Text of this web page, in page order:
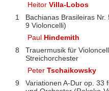
HeitorVilla-Lobos
1
Bachianas Brasileiras Nr.
9 Violoncelli)
Paul Hindemith
8
Trauermusik für
Streichorchester
PeterTschaikowsky
9
Variationen A-Dur op. 33